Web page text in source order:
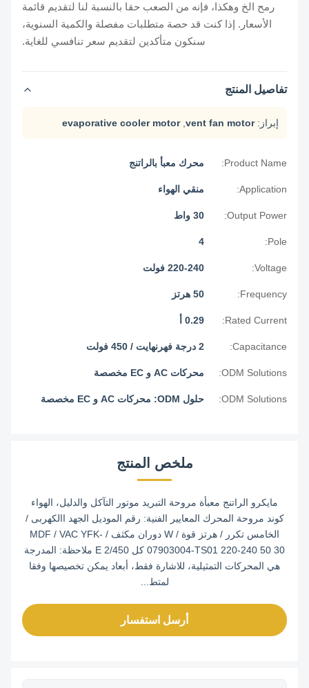
رمح الخ وهكذا، فإنه من الصعب حقا بالنسبة لنا لتقديم قائمة
الأسعار. إذا كنت قد حصة متطلبات مفصلة والكمية السنوية،
سنكون متأكدين لتقديم سعر تنافسي للغاية.
تفاصيل المنتج
vent fan motor
,
evaporative cooler motor
Product Name: محرك معبأ بالراتنج
Application: منقي الهواء
Output Power: 30 واط
Voltage: 220-240 فولت
Frequency:
Rated Current: 0.29 أ
Capacitance:
ODM Solutions: محركات AC و EC مخصصة
ODM Solutions: حلول ODM: محركات AC و EC مخصصة
ملخص المنتج
مايكرو الراتنج معبأة مروحة التبريد موتور التآكل والدليل، الهواء
كوند مروحة المحرك المعايير الفنية: رقم الموديل الجهد االكهربى /
الخامس تكرر / هرتز قوة / W دوران مكثف / MDF / VAC YFK-
07903004-TS01 220-240 50 30 كل E 2/450 ملاحظة: المدرجة
هي المحركات التمثيلية، للاشارة فقط، أبعاد يمكن تخصيصها وفقا
لمتط...
أرسل استفسار